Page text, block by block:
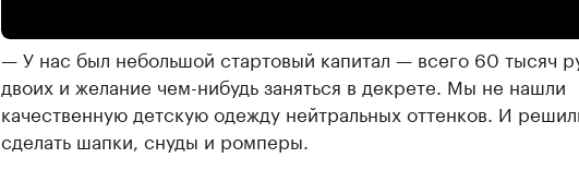
— У нас был небольшой стартовый капитал — всего 60 тысяч
двоих и желание чем-нибудь заняться в декрете. Мы не нашли
качественную детскую одежду нейтральных оттенков. И
сделать шапки, снуды и ромперы.